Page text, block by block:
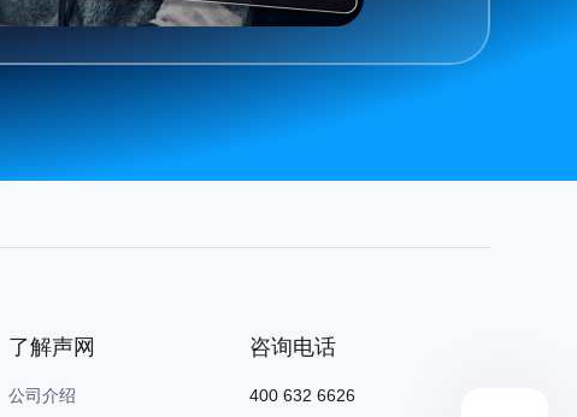
了解声网
公司介绍
咨询电话
400 632 6626